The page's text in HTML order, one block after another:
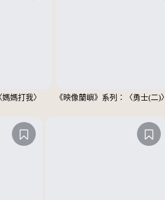
媽打我〉 《映像蘭嶼》系列：〈勇士(二)〉